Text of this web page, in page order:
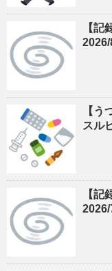
【記
2026/
【う
スル
【記
2026/